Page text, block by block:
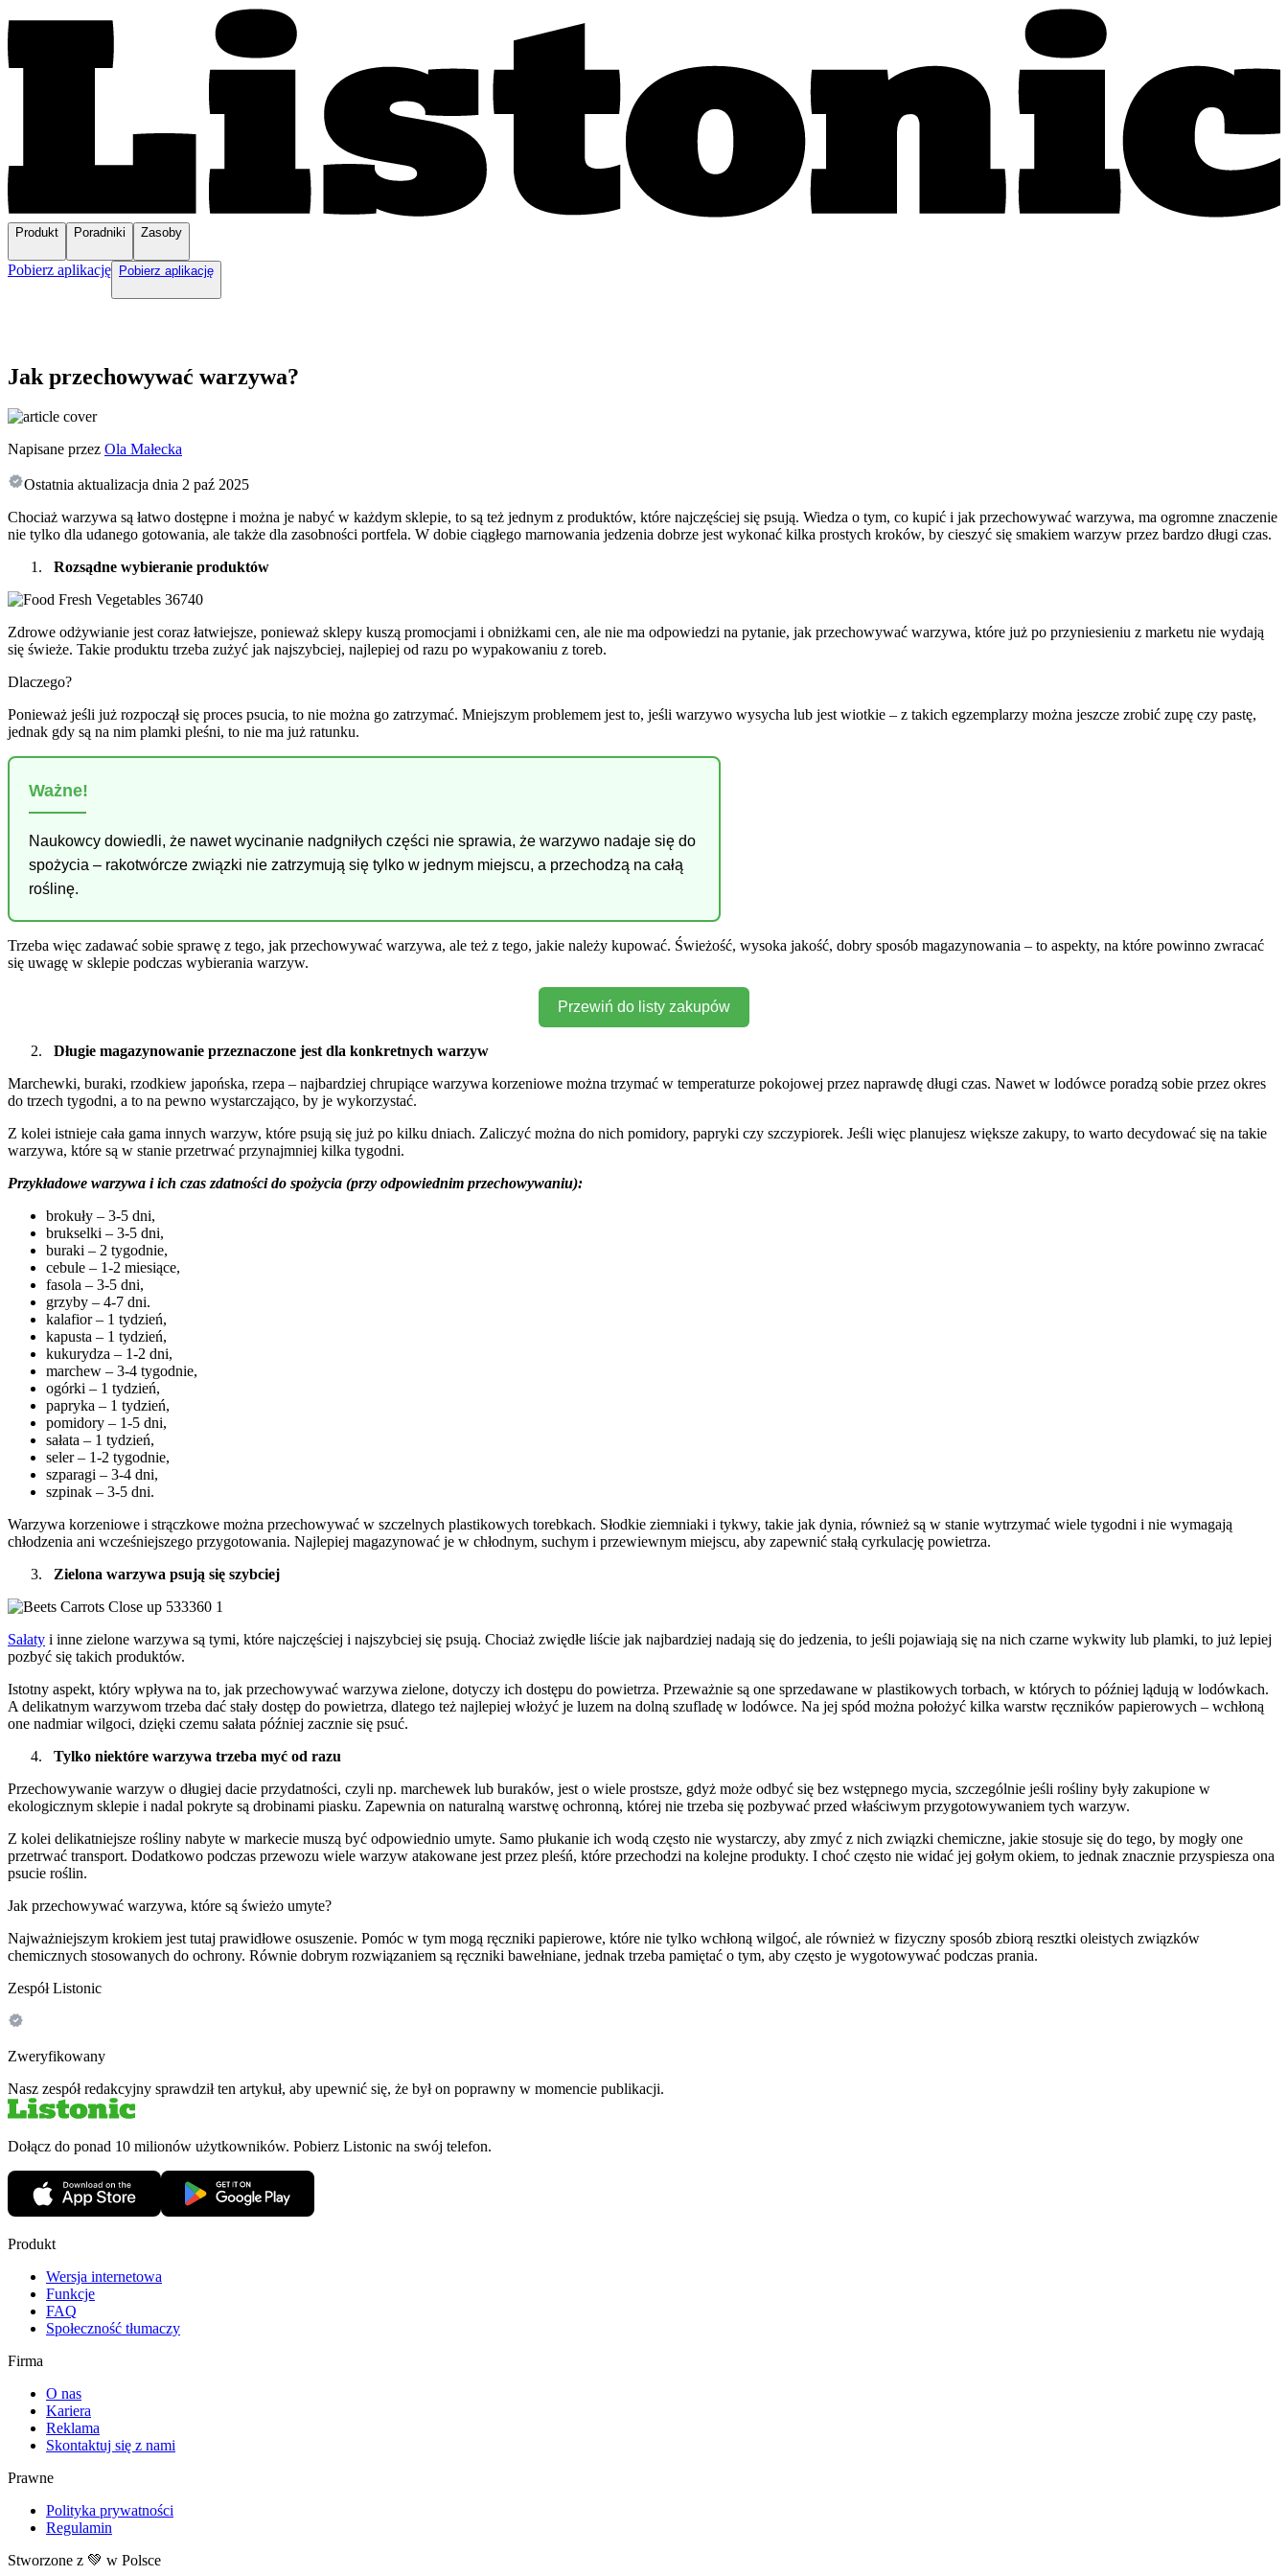
Produkt Poradniki Zasoby
Pobierz aplikację Pobierz aplikację
Jak przechowywać warzywa?
Napisane przez Ola Małecka
Ostatnia aktualizacja dnia 2 paź 2025
Chociaż warzywa są łatwo dostępne i można je nabyć w każdym sklepie, to są też jednym z produktów, które najczęściej się psują. Wiedza o tym, co kupić i jak przechowywać warzywa, ma ogromne znaczenie
nie tylko dla udanego gotowania, ale także dla zasobności portfela. W dobie ciągłego marnowania jedzenia dobrze jest wykonać kilka prostych kroków, by cieszyć się smakiem warzyw przez bardzo długi czas.
Rozsądne wybieranie produktów
Zdrowe odżywianie jest coraz łatwiejsze, ponieważ sklepy kuszą promocjami i obniżkami cen, ale nie ma odpowiedzi na pytanie, jak przechowywać warzywa, które już po przyniesieniu z marketu nie wydają
się świeże. Takie produktu trzeba zużyć jak najszybciej, najlepiej od razu po wypakowaniu z toreb.
Dlaczego?
Ponieważ jeśli już rozpoczął się proces psucia, to nie można go zatrzymać. Mniejszym problemem jest to, jeśli warzywo wysycha lub jest wiotkie – z takich egzemplarzy można jeszcze zrobić zupę czy pastę,
jednak gdy są na nim plamki pleśni, to nie ma już ratunku.
Ważne!
Naukowcy dowiedli, że nawet wycinanie nadgniłych części nie sprawia, że warzywo nadaje się do
spożycia – rakotwórcze związki nie zatrzymują się tylko w jednym miejscu, a przechodzą na całą
roślinę.
Trzeba więc zadawać sobie sprawę z tego, jak przechowywać warzywa, ale też z tego, jakie należy kupować. Świeżość, wysoka jakość, dobry sposób magazynowania – to aspekty, na które powinno zwracać
się uwagę w sklepie podczas wybierania warzyw.
Przewiń do listy zakupów
Długie magazynowanie przeznaczone jest dla konkretnych warzyw
Marchewki, buraki, rzodkiew japońska, rzepa – najbardziej chrupiące warzywa korzeniowe można trzymać w temperaturze pokojowej przez naprawdę długi czas. Nawet w lodówce poradzą sobie przez okres
do trzech tygodni, a to na pewno wystarczająco, by je wykorzystać.
Z kolei istnieje cała gama innych warzyw, które psują się już po kilku dniach. Zaliczyć można do nich pomidory, papryki czy szczypiorek. Jeśli więc planujesz większe zakupy, to warto decydować się na takie
warzywa, które są w stanie przetrwać przynajmniej kilka tygodni.
Przykładowe warzywa i ich czas zdatności do spożycia (przy odpowiednim przechowywaniu):
brokuły – 3-5 dni,
brukselki – 3-5 dni,
buraki – 2 tygodnie,
cebule – 1-2 miesiące,
fasola – 3-5 dni,
grzyby – 4-7 dni.
kalafior – 1 tydzień,
kapusta – 1 tydzień,
kukurydza – 1-2 dni,
marchew – 3-4 tygodnie,
ogórki – 1 tydzień,
papryka – 1 tydzień,
pomidory – 1-5 dni,
sałata – 1 tydzień,
seler – 1-2 tygodnie,
szparagi – 3-4 dni,
szpinak – 3-5 dni.
Warzywa korzeniowe i strączkowe można przechowywać w szczelnych plastikowych torebkach. Słodkie ziemniaki i tykwy, takie jak dynia, również są w stanie wytrzymać wiele tygodni i nie wymagają
chłodzenia ani wcześniejszego przygotowania. Najlepiej magazynować je w chłodnym, suchym i przewiewnym miejscu, aby zapewnić stałą cyrkulację powietrza.
Zielona warzywa psują się szybciej
Sałaty i inne zielone warzywa są tymi, które najczęściej i najszybciej się psują. Chociaż zwiędłe liście jak najbardziej nadają się do jedzenia, to jeśli pojawiają się na nich czarne wykwity lub plamki, to już lepiej
pozbyć się takich produktów.
Istotny aspekt, który wpływa na to, jak przechowywać warzywa zielone, dotyczy ich dostępu do powietrza. Przeważnie są one sprzedawane w plastikowych torbach, w których to później lądują w lodówkach.
A delikatnym warzywom trzeba dać stały dostęp do powietrza, dlatego też najlepiej włożyć je luzem na dolną szufladę w lodówce. Na jej spód można położyć kilka warstw ręczników papierowych – wchłoną
one nadmiar wilgoci, dzięki czemu sałata później zacznie się psuć.
Tylko niektóre warzywa trzeba myć od razu
Przechowywanie warzyw o długiej dacie przydatności, czyli np. marchewek lub buraków, jest o wiele prostsze, gdyż może odbyć się bez wstępnego mycia, szczególnie jeśli rośliny były zakupione w
ekologicznym sklepie i nadal pokryte są drobinami piasku. Zapewnia on naturalną warstwę ochronną, której nie trzeba się pozbywać przed właściwym przygotowywaniem tych warzyw.
Z kolei delikatniejsze rośliny nabyte w markecie muszą być odpowiednio umyte. Samo płukanie ich wodą często nie wystarczy, aby zmyć z nich związki chemiczne, jakie stosuje się do tego, by mogły one
przetrwać transport. Dodatkowo podczas przewozu wiele warzyw atakowane jest przez pleśń, które przechodzi na kolejne produkty. I choć często nie widać jej gołym okiem, to jednak znacznie przyspiesza ona
psucie roślin.
Jak przechowywać warzywa, które są świeżo umyte?
Najważniejszym krokiem jest tutaj prawidłowe osuszenie. Pomóc w tym mogą ręczniki papierowe, które nie tylko wchłoną wilgoć, ale również w fizyczny sposób zbiorą resztki oleistych związków
chemicznych stosowanych do ochrony. Równie dobrym rozwiązaniem są ręczniki bawełniane, jednak trzeba pamiętać o tym, aby często je wygotowywać podczas prania.
Zespół Listonic
Zweryfikowany
Nasz zespół redakcyjny sprawdził ten artykuł, aby upewnić się, że był on poprawny w momencie publikacji.
Dołącz do ponad 10 milionów użytkowników. Pobierz Listonic na swój telefon.
Produkt
Wersja internetowa
Funkcje
FAQ
Społeczność tłumaczy
Firma
O nas
Kariera
Reklama
Skontaktuj się z nami
Prawne
Polityka prywatności
Regulamin
Stworzone z 💚 w Polsce